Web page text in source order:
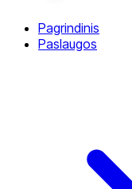
Pagrindinis
Paslaugos